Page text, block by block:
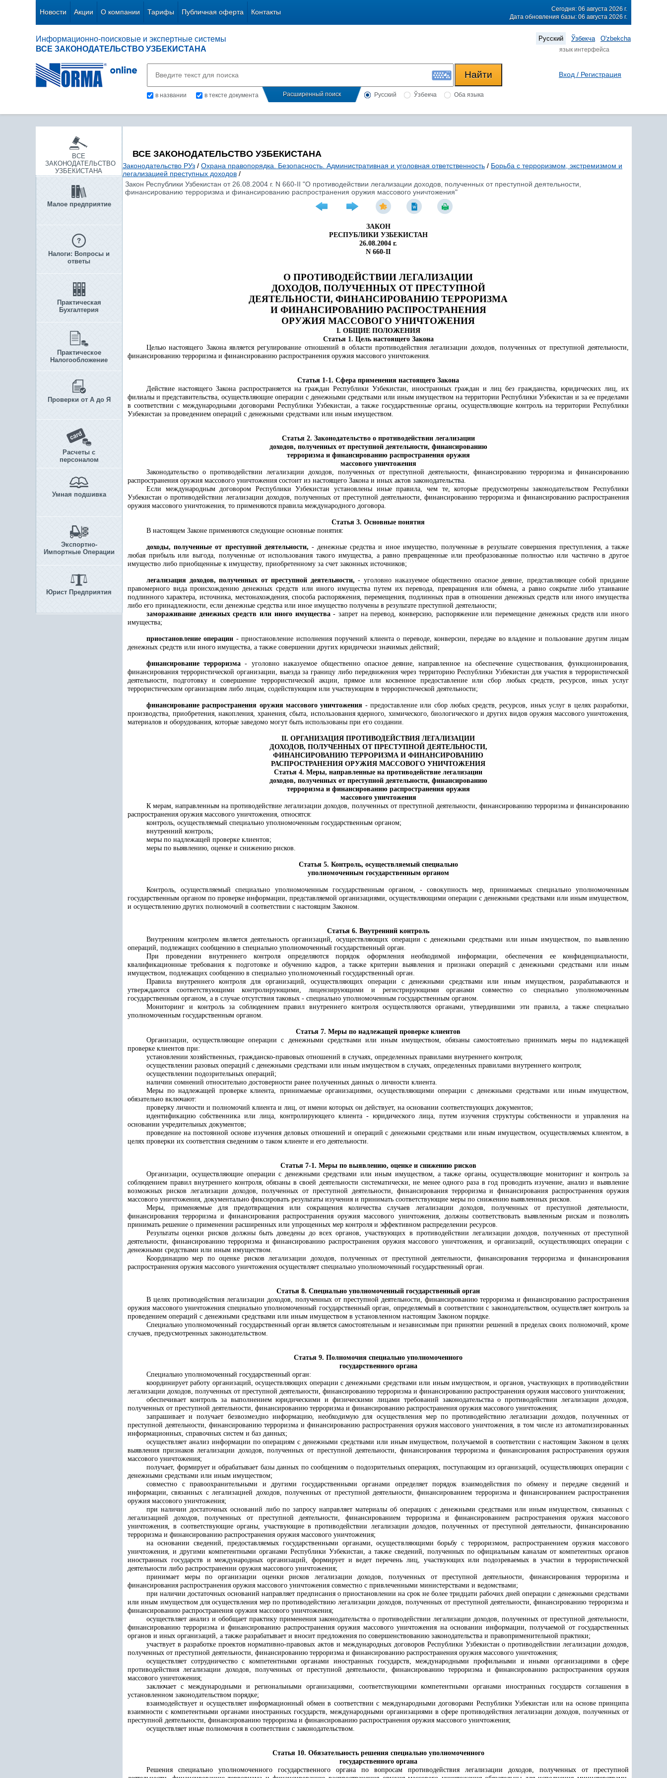
Новости Акции О компании Тарифы Публичная оферта Контакты
Сегодня: 06 августа 2026 г.
Дата обновления базы: 06 августа 2026 г.
Информационно-поисковые и экспертные системы
ВСЕ ЗАКОНОДАТЕЛЬСТВО УЗБЕКИСТАНА
Русский Ўзбекча O'zbekcha
язык интерфейса
в названии в тексте документа Расширенный поиск Русский Ўзбекча Оба языка
Вход / Регистрация
ВСЕ
ЗАКОНОДАТЕЛЬСТВО
УЗБЕКИСТАНА
Малое предприятие
Налоги: Вопросы и
ответы
Практическая
Бухгалтерия
Практическое
Налогообложение
Проверки от А до Я
Расчеты с
персоналом
Умная подшивка
Экспортно-
Импортные Операции
Юрист Предприятия
ВСЕ ЗАКОНОДАТЕЛЬСТВО УЗБЕКИСТАНА
Законодательство РУз / Охрана правопорядка. Безопасность. Административная и уголовная ответственность / Борьба с терроризмом, экстремизмом и
легализацией преступных доходов /
Закон Республики Узбекистан от 26.08.2004 г. N 660-II "О противодействии легализации доходов, полученных от преступной деятельности,
финансированию терроризма и финансированию распространения оружия массового уничтожения"
ЗАКОН
РЕСПУБЛИКИ УЗБЕКИСТАН
26.08.2004 г.
N 660-II
О ПРОТИВОДЕЙСТВИИ ЛЕГАЛИЗАЦИИ
ДОХОДОВ, ПОЛУЧЕННЫХ ОТ ПРЕСТУПНОЙ
ДЕЯТЕЛЬНОСТИ, ФИНАНСИРОВАНИЮ ТЕРРОРИЗМА
И ФИНАНСИРОВАНИЮ РАСПРОСТРАНЕНИЯ
ОРУЖИЯ МАССОВОГО УНИЧТОЖЕНИЯ
I. ОБЩИЕ ПОЛОЖЕНИЯ
Статья 1. Цель настоящего Закона
Целью настоящего Закона является регулирование отношений в области противодействия легализации доходов, полученных от преступной деятельности,
финансированию терроризма и финансированию распространения оружия массового уничтожения.
Статья 1-1. Сфера применения настоящего Закона
Действие настоящего Закона распространяется на граждан Республики Узбекистан, иностранных граждан и лиц без гражданства, юридических лиц, их
филиалы и представительства, осуществляющие операции с денежными средствами или иным имуществом на территории Республики Узбекистан и за ее пределами
в соответствии с международными договорами Республики Узбекистан, а также государственные органы, осуществляющие контроль на территории Республики
Узбекистан за проведением операций с денежными средствами или иным имуществом.
Статья 2. Законодательство о противодействии легализации
доходов, полученных от преступной деятельности, финансированию
терроризма и финансированию распространения оружия
массового уничтожения
Законодательство о противодействии легализации доходов, полученных от преступной деятельности, финансированию терроризма и финансированию
распространения оружия массового уничтожения состоит из настоящего Закона и иных актов законодательства.
Если международным договором Республики Узбекистан установлены иные правила, чем те, которые предусмотрены законодательством Республики
Узбекистан о противодействии легализации доходов, полученных от преступной деятельности,финансированию терроризма и финансированию распространения
оружия массового уничтожения, то применяются правила международного договора.
Статья 3. Основные понятия
В настоящем Законе применяются следующие основные понятия:
доходы, полученные от преступной деятельности, - денежные средства и иное имущество, полученные в результате совершения преступления, а также
любая прибыль или выгода, полученные от использования такого имущества, а равно превращенные или преобразованные полностью или частично в другое
имущество либо приобщенные к имуществу, приобретенному за счет законных источников;
легализация доходов, полученных от преступной деятельности, - уголовно наказуемое общественно опасное деяние, представляющее собой придание
правомерного вида происхождению денежных средств или иного имущества путем их перевода, превращения или обмена, а равно сокрытие либо утаивание
подлинного характера, источника, местонахождения, способа распоряжения, перемещения, подлинных прав в отношении денежных средств или иного имущества
либо его принадлежности, если денежные средства или иное имущество получены в результате преступной деятельности;
замораживание денежных средств или иного имущества- запрет на перевод, конверсию, распоряжение или перемещение денежных средств или иного
имущества;
приостановление операции - приостановление исполнения поручений клиента о переводе, конверсии, передаче во владение и пользование другим лицам
денежных средств или иного имущества, а также совершении других юридически значимых действий;
финансирование терроризма - уголовно наказуемое общественно опасное деяние, направленное на обеспечение существования, функционирования,
финансирования террористической организации, выезда за границу либо передвижения через территорию Республики Узбекистан для участия в террористической
деятельности, подготовку и совершение террористической акции, прямое или косвенное предоставление или сбор любых средств, ресурсов, иных услуг
террористическим организациям либо лицам, содействующим или участвующим в террористической деятельности;
финансирование распространения оружия массового уничтожения - предоставление или сбор любых средств, ресурсов, иных услуг в целях разработки,
производства, приобретения, накопления, хранения, сбыта, использования ядерного, химического, биологического и других видов оружия массового уничтожения,
материалов и оборудования, которые заведомо могут быть использованы при его создании.
II. ОРГАНИЗАЦИЯ ПРОТИВОДЕЙСТВИЯ ЛЕГАЛИЗАЦИИ
ДОХОДОВ, ПОЛУЧЕННЫХ ОТ ПРЕСТУПНОЙ ДЕЯТЕЛЬНОСТИ,
ФИНАНСИРОВАНИЮ ТЕРРОРИЗМА И ФИНАНСИРОВАНИЮ
РАСПРОСТРАНЕНИЯ ОРУЖИЯ МАССОВОГО УНИЧТОЖЕНИЯ
Статья 4. Меры, направленные на противодействие легализации
доходов, полученных от преступной деятельности, финансированию
терроризма и финансированию распространения оружия
массового уничтожения
К мерам, направленным на противодействие легализации доходов, полученных от преступной деятельности, финансированию терроризма и финансированию
распространения оружия массового уничтожения, относятся:
контроль, осуществляемый специально уполномоченным государственным органом;
внутренний контроль;
меры по надлежащей проверке клиентов;
меры по выявлению, оценке и снижению рисков.
Статья 5. Контроль, осуществляемый специально
уполномоченным государственным органом
Контроль, осуществляемый специально уполномоченным государственным органом, - совокупность мер, принимаемых специально уполномоченным
государственным органом по проверке информации, представляемой организациями, осуществляющими операции с денежными средствами или иным имуществом,
и осуществлению других полномочий в соответствии с настоящим Законом.
Статья 6. Внутренний контроль
Внутренним контролем является деятельность организаций, осуществляющих операции с денежными средствами или иным имуществом, по выявлению
операций, подлежащих сообщению в специально уполномоченный государственный орган.
При проведении внутреннего контроля определяются порядок оформления необходимой информации, обеспечения ее конфиденциальности,
квалификационные требования к подготовке и обучению кадров, а также критерии выявления и признаки операций с денежными средствами или иным
имуществом, подлежащих сообщению в специально уполномоченный государственный орган.
Правила внутреннего контроля для организаций, осуществляющих операции с денежными средствами или иным имуществом, разрабатываются и
утверждаются соответствующими контролирующими, лицензирующими и регистрирующими органами совместно со специально уполномоченным
государственным органом, а в случае отсутствия таковых - специально уполномоченным государственным органом.
Мониторинг и контроль за соблюдением правил внутреннего контроля осуществляются органами, утвердившими эти правила, а также специально
уполномоченным государственным органом.
Статья 7. Меры по надлежащей проверке клиентов
Организации, осуществляющие операции с денежными средствами или иным имуществом, обязаны самостоятельно принимать меры по надлежащей
проверке клиентов при:
установлении хозяйственных, гражданско-правовых отношений в случаях, определенных правилами внутреннего контроля;
осуществлении разовых операций с денежными средствами или иным имуществом в случаях, определенных правилами внутреннего контроля;
осуществлении подозрительных операций;
наличии сомнений относительно достоверности ранее полученных данных о личности клиента.
Меры по надлежащей проверке клиента, принимаемые организациями, осуществляющими операции с денежными средствами или иным имуществом,
обязательно включают:
проверку личности и полномочий клиента и лиц, от имени которых он действует, на основании соответствующих документов;
идентификацию собственника или лица, контролирующего клиента - юридического лица, путем изучения структуры собственности и управления на
основании учредительных документов;
проведение на постоянной основе изучения деловых отношений и операций с денежными средствами или иным имуществом, осуществляемых клиентом, в
целях проверки их соответствия сведениям о таком клиенте и его деятельности.
Статья 7-1. Меры по выявлению, оценке и снижению рисков
Организации, осуществляющие операции с денежными средствами или иным имуществом, а также органы, осуществляющие мониторинг и контроль за
соблюдением правил внутреннего контроля, обязаны в своей деятельности систематически, не менее одного раза в год проводить изучение, анализ и выявление
возможных рисков легализации доходов, полученных от преступной деятельности, финансирования терроризма и финансирования распространения оружия
массового уничтожения, документально фиксировать результаты изучения и принимать соответствующие меры по снижению выявленных рисков.
Меры, применяемые для предотвращения или сокращения количества случаев легализации доходов, полученных от преступной деятельности,
финансирования терроризма и финансирования распространения оружия массового уничтожения, должны соответствовать выявленным рискам и позволять
принимать решение о применении расширенных или упрощенных мер контроля и эффективном распределении ресурсов.
Результаты оценки рисков должны быть доведены до всех органов, участвующих в противодействии легализации доходов, полученных от преступной
деятельности, финансированию терроризма и финансированию распространения оружия массового уничтожения, и организаций, осуществляющих операции с
денежными средствами или иным имуществом.
Координацию мер по оценке рисков легализации доходов, полученных от преступной деятельности, финансирования терроризма и финансирования
распространения оружия массового уничтожения осуществляет специально уполномоченный государственный орган.
Статья 8. Специально уполномоченный государственный орган
В целях противодействия легализации доходов, полученных от преступной деятельности, финансированию терроризма и финансированию распространения
оружия массового уничтожения специально уполномоченный государственный орган, определяемый в соответствии с законодательством, осуществляет контроль за
проведением операций с денежными средствами или иным имуществом в установленном настоящим Законом порядке.
Специально уполномоченный государственный орган является самостоятельным и независимым при принятии решений в пределах своих полномочий, кроме
случаев, предусмотренных законодательством.
Статья 9. Полномочия специально уполномоченного
государственного органа
Специально уполномоченный государственный орган:
координирует работу организаций, осуществляющих операции с денежными средствами или иным имуществом, и органов, участвующих в противодействии
легализации доходов, полученных от преступной деятельности, финансированию терроризма и финансированию распространения оружия массового уничтожения;
обеспечивает контроль за выполнением юридическими и физическими лицами требований законодательства о противодействии легализации доходов,
полученных от преступной деятельности, финансированию терроризма и финансированию распространения оружия массового уничтожения;
запрашивает и получает безвозмездно информацию, необходимую для осуществления мер по противодействию легализации доходов, полученных от
преступной деятельности, финансированию терроризма и финансированию распространения оружия массового уничтожения, в том числе из автоматизированных
информационных, справочных систем и баз данных;
осуществляет анализ информации по операциям с денежными средствами или иным имуществом, получаемой в соответствии с настоящим Законом в целях
выявления признаков легализации доходов, полученных от преступной деятельности, финансирования терроризма и финансирования распространения оружия
массового уничтожения;
получает, формирует и обрабатывает базы данных по сообщениям о подозрительных операциях, поступающим из организаций, осуществляющих операции с
денежными средствами или иным имуществом;
совместно с правоохранительными и другими государственными органами определяет порядок взаимодействия по обмену и передаче сведений и
информации, связанных с легализацией доходов, полученных от преступной деятельности, финансированием терроризма и финансированием распространения
оружия массового уничтожения;
при наличии достаточных оснований либо по запросу направляет материалы об операциях с денежными средствами или иным имуществом, связанных с
легализацией доходов, полученных от преступной деятельности, финансированием терроризма и финансированием распространения оружия массового
уничтожения, в соответствующие органы, участвующие в противодействии легализации доходов, полученных от преступной деятельности, финансированию
терроризма и финансированию распространения оружия массового уничтожения;
на основании сведений, предоставляемых государственными органами, осуществляющими борьбу с терроризмом, распространением оружия массового
уничтожения, и другими компетентными органами Республики Узбекистан, а также сведений, полученных по официальным каналам от компетентных органов
иностранных государств и международных организаций, формирует и ведет перечень лиц, участвующих или подозреваемых в участии в террористической
деятельности либо распространении оружия массового уничтожения;
принимает меры по организации оценки рисков легализации доходов, полученных от преступной деятельности, финансирования терроризма и
финансирования распространения оружия массового уничтожения совместно с привлеченными министерствами и ведомствами;
при наличии достаточных оснований направляет предписания о приостановлении на срок не более тридцати рабочих дней операции с денежными средствами
или иным имуществом для осуществления мер по противодействию легализации доходов, полученных от преступной деятельности, финансированию терроризма и
финансированию распространения оружия массового уничтожения;
осуществляет анализ и обобщает практику применения законодательства о противодействии легализации доходов, полученных от преступной деятельности,
финансированию терроризма и финансированию распространения оружия массового уничтожения на основании информации, получаемой от государственных
органов и иных организаций, а также разрабатывает и вносит предложения по совершенствованию законодательства и правоприменительной практики;
участвует в разработке проектов нормативно-правовых актов и международных договоров Республики Узбекистан о противодействии легализации доходов,
полученных от преступной деятельности, финансированию терроризма и финансированию распространения оружия массового уничтожения;
осуществляет сотрудничество с компетентными органами иностранных государств, международными профильными и иными организациями в сфере
противодействия легализации доходов, полученных от преступной деятельности, финансированию терроризма и финансированию распространения оружия
массового уничтожения;
заключает с международными и региональными организациями, соответствующими компетентными органами иностранных государств соглашения в
установленном законодательством порядке;
взаимодействует и осуществляет информационный обмен в соответствии с международными договорами Республики Узбекистан или на основе принципа
взаимности с компетентными органами иностранных государств, международными организациями в сфере противодействия легализации доходов, полученных от
преступной деятельности, финансированию терроризма и финансированию распространения оружия массового уничтожения;
осуществляет иные полномочия в соответствии с законодательством.
Статья 10. Обязательность решения специально уполномоченного
государственного органа
Решения специально уполномоченного государственного органа по вопросам противодействия легализации доходов, полученных от преступной